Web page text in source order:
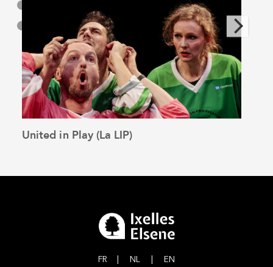
See the article
United in Play (La LIP)
FR NL EN